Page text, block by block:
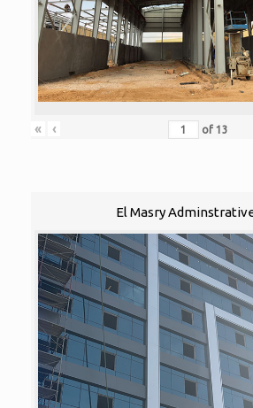
« ‹ of 13
El Masry